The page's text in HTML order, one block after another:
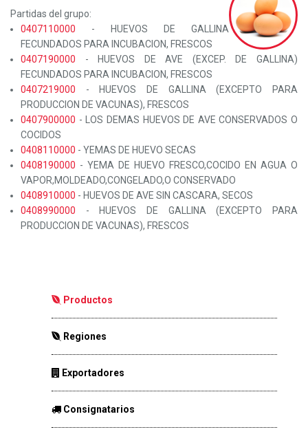
Partidas del grupo:
0407110000 - HUEVOS DE GALLINA
FECUNDADOS PARA INCUBACION, FRESCOS
0407190000 - HUEVOS DE AVE (EXCEP. DE GALLINA)
FECUNDADOS PARA INCUBACION, FRESCOS
0407219000 - HUEVOS DE GALLINA (EXCEPTO PARA
PRODUCCION DE VACUNAS), FRESCOS
0407900000 - LOS DEMAS HUEVOS DE AVE CONSERVADOS O
COCIDOS
0408110000 - YEMAS DE HUEVO SECAS
0408190000 - YEMA DE HUEVO FRESCO,COCIDO EN AGUA O
VAPOR,MOLDEADO,CONGELADO,O CONSERVADO
0408910000 - HUEVOS DE AVE SIN CASCARA, SECOS
0408990000 - HUEVOS DE GALLINA (EXCEPTO PARA
PRODUCCION DE VACUNAS), FRESCOS
Productos
Regiones
Exportadores
Consignatarios